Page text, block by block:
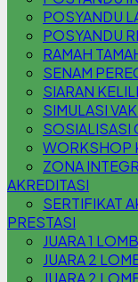
POSYANDU
POSYANDU
RAMAH
SENAM
SIARAN
SIMULASI
SOSIALISASI
WORKSHOP
ZONA
AKREDITASI
SERTIFIKAT
PRESTASI
JUARA 1
JUARA 2
JUARA 2